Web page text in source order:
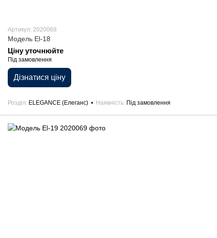
Артикул: 2020068
Модель El-18
Ціну уточнюйте
Під замовлення
Дізнатися ціну
Розділ ELEGANCE (Елеганс) Наявність Під замовлення